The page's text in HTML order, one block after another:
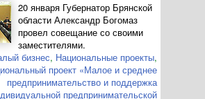
20 января Губернатор Брянской
области Александр Богомаз
провел совещание со своими
заместителями.
бизнес, Национальные проекты,
проект «Малое и среднее
предпринимательство и поддержка
предпринимательской